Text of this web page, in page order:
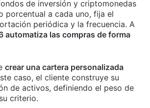
de inversión y criptomonedas
porcentual a cada uno, fija el
periódica y la frecuencia. A
automatiza las compras de forma
crear una cartera personalizada
caso, el cliente construye su
de activos, definiendo el peso de
criterio.